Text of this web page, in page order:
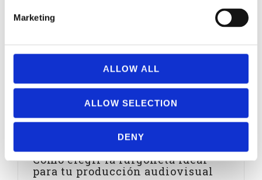
Marketing
ALLOW ALL
ALLOW SELECTION
DENY
9
Cómo elegir la furgoneta ideal
para tu producción audiovisual